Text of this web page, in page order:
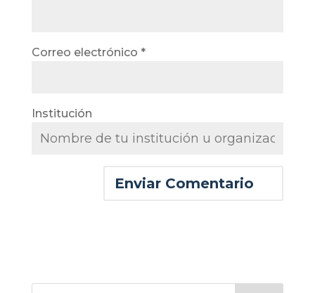
Correo electrónico *
Institución